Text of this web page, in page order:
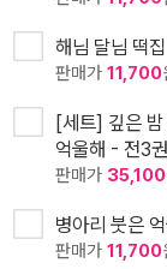
해님 달님 떡집
판매가 11,700
[세트] 깊은
억울해 - 전3권
판매가 35,100
병아리 붓은
판매가 11,700